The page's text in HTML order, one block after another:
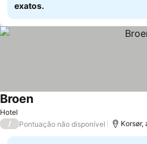
exatos.
Hotel
Broen
/ Pontuação não disponível Korsør,